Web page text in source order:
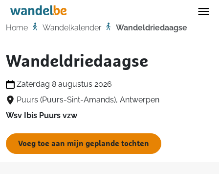
Home
Home Wandelkalender Wandeldriedaagse
Wandeldriedaagse
Zaterdag 8 augustus 2026
Puurs (Puurs-Sint-Amands), Antwerpen
Wsv Ibis Puurs vzw
Voeg toe aan mijn geplande tochten